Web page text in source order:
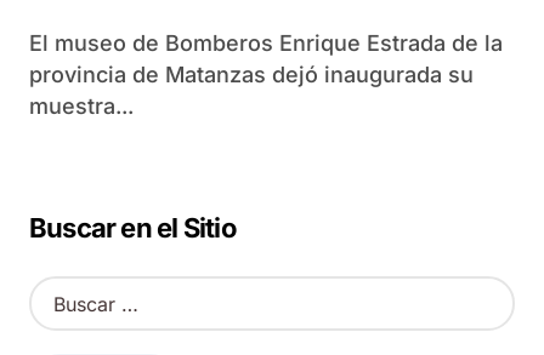
El museo de Bomberos Enrique Estrada de la
provincia de Matanzas dejó inaugurada su
muestra...
Buscar en el Sitio
B
u